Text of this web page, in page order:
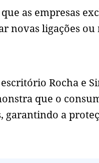
as empresas
novas ligações ou
Rocha e
que o
garantindo a